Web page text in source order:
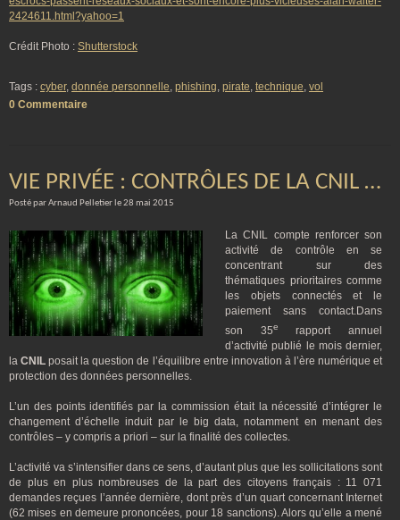
2424611.html?yahoo=1
Crédit Photo : Shutterstock
Tags : cyber, donnée personnelle, phishing, pirate, technique, vol
0 Commentaire
VIE PRIVÉE : CONTRÔLES DE LA CNIL …
Posté par Arnaud Pelletier le 28 mai 2015
La CNIL compte renforcer son
activité de contrôle en se
concentrant sur des
thématiques prioritaires comme
les objets connectés et le
paiement sans contact.Dans
son 35e
rapport annuel
d’activité publié le mois dernier,
laCNIL posait la question de l’équilibre entre innovation à l’ère numérique et
protection des données personnelles.
L’un des points identifiés par la commission était la nécessité d’intégrer le
changement d’échelle induit par le big data, notamment en menant des
contrôles – y compris a priori – sur la finalité des collectes.
L’activité va s’intensifier dans ce sens, d’autant plus que les sollicitations sont
de plus en plus nombreuses de la part des citoyens français : 11 071
demandes reçues l’année dernière, dont près d’un quart concernant Internet
(62 mises en demeure prononcées, pour 18 sanctions). Alors qu’elle a mené